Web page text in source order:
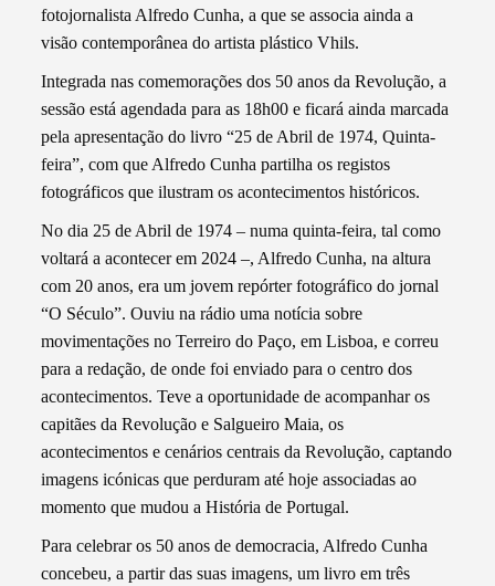
fotojornalista Alfredo Cunha, a que se associa ainda a
visão contemporânea do artista plástico Vhils.
Integrada nas comemorações dos 50 anos da Revolução, a
sessão está agendada para as 18h00 e ficará ainda marcada
pela apresentação do livro “25 de Abril de 1974, Quinta-
feira”, com que Alfredo Cunha partilha os registos
fotográficos que ilustram os acontecimentos históricos.
No dia 25 de Abril de 1974 – numa quinta-feira, tal como
voltará a acontecer em 2024 –, Alfredo Cunha, na altura
com 20 anos, era um jovem repórter fotográfico do jornal
“O Século”. Ouviu na rádio uma notícia sobre
movimentações no Terreiro do Paço, em Lisboa, e correu
para a redação, de onde foi enviado para o centro dos
acontecimentos. Teve a oportunidade de acompanhar os
capitães da Revolução e Salgueiro Maia, os
acontecimentos e cenários centrais da Revolução, captando
imagens icónicas que perduram até hoje associadas ao
momento que mudou a História de Portugal.
Para celebrar os 50 anos de democracia, Alfredo Cunha
concebeu, a partir das suas imagens, um livro em três